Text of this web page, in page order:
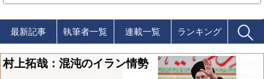
最新記事 執筆者一覧 連載一覧 ランキング
村上拓哉：混沌のイラン情勢